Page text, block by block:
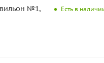
№1,
Есть в